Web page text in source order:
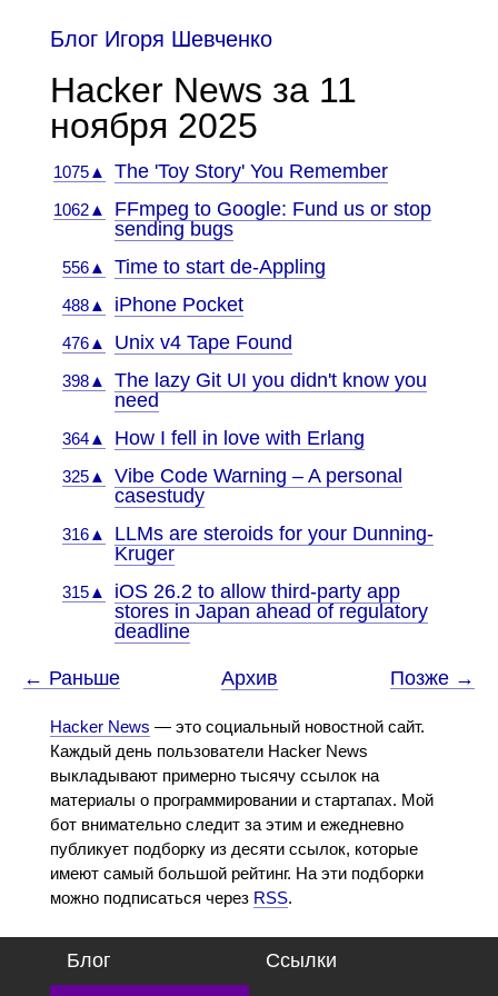
Блог Игоря Шевченко
Hacker News за 11
ноября 2025
1075▲ The 'Toy Story' You Remember
1062▲
FFmpeg to Google: Fund us or stop
sending bugs
556▲ Time to start de-Appling
488▲ iPhone Pocket
476▲ Unix v4 Tape Found
398▲
The lazy Git UI you didn't know you
need
364▲ How I fell in love with Erlang
325▲
Vibe Code Warning – A personal
casestudy
316▲
LLMs are steroids for your Dunning-
Kruger
315▲
iOS 26.2 to allow third-party app
stores in Japan ahead of regulatory
deadline
← Раньше Архив Позже →
Hacker News — это социальный новостной сайт.
Каждый день пользователи Hacker News
выкладывают примерно тысячу ссылок на
материалы о программировании и стартапах. Мой
бот внимательно следит за этим и ежедневно
публикует подборку из десяти ссылок, которые
имеют самый большой рейтинг. На эти подборки
можно подписаться через RSS.
Блог Ссылки